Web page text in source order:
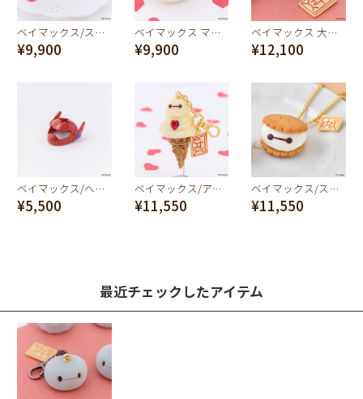
ベイマックス/スモア バッグチャーム【ディズニー アクセサリー】
¥9,900
ベイマックス マカロン バッグチャーム【ディズニー アクセサリー】
¥9,900
ベイマックス 大福 ネックレス【ディズニー アクセサリー】
¥12,100
ベイマックス/ヘルメット キャンディ チャーム
¥5,500
ベイマックス/アイスクリーム バッグチャーム
¥11,550
ベイマックス/スモア ネックレス【ディズニー アクセサリー】
¥11,550
最近チェックしたアイテム